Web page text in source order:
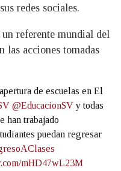
redes sociales.
referente mundial del
las acciones tomadas
de escuelas en El
@EducacionSV y todas
han trabajado
puedan regresar
mHD47wL23M